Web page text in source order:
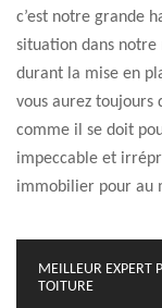
c’est notre grande
situation dans notre
durant la mise en
vous aurez toujours
comme il se doit
impeccable et
immobilier pour au
MEILLEUR EXPERT
TOITURE